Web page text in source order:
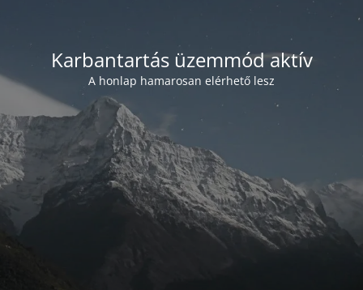
Karbantartás üzemmód aktív
A honlap hamarosan elérhető lesz